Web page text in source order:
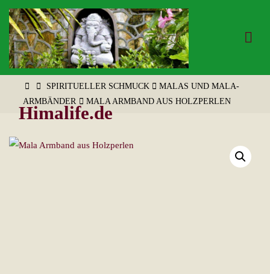
Zum
Inhalt
springen
Himalife.de
STARTSPIRITUELLER SCHMUCK
MALAS UND MALA-
ARMBÄNDER
MALA ARMBAND AUS HOLZPERLEN